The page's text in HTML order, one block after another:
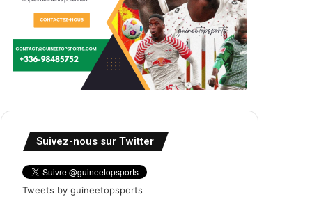
Suivez-nous sur Twitter
Tweets by guineetopsports